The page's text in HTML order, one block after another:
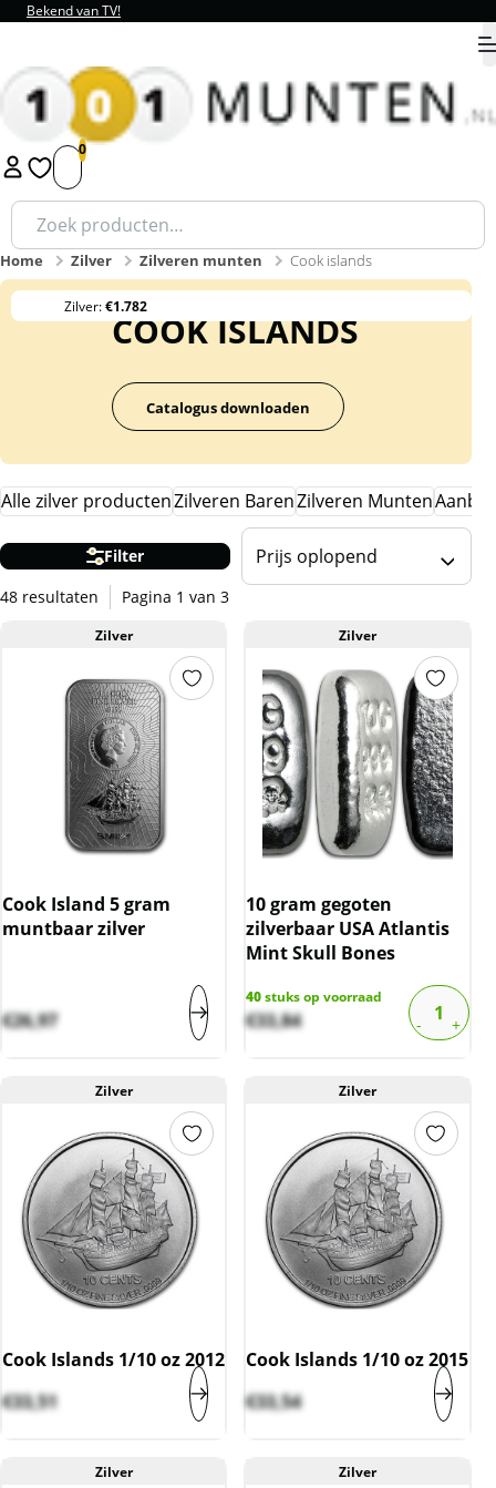
Bekend van TV!
1 2 3 4 5
Zoeken
naar:
Home Zilver Zilveren munten Cook islands
COOK ISLANDS
Catalogus downloaden
Zilver:€1.782
Alle zilver productenZilveren BarenZilveren Munten
Filter
48 resultaten
Pagina 1 van 3
Prijs oplopend
Zilver
Cook Island 5 gram
muntbaar zilver
€26,97
Zilver
10 gram gegoten
zilverbaar USA Atlantis
Mint Skull Bones
40stuks op voorraad
€33,84
Zilver
Cook Islands 1/10 oz 2012
€33,51
Zilver
Cook Islands 1/10 oz 2015
€33,54
Zilver Zilver